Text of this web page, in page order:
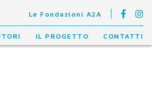
Le Fondazioni A2A
IL PROGETTO CONTATTI